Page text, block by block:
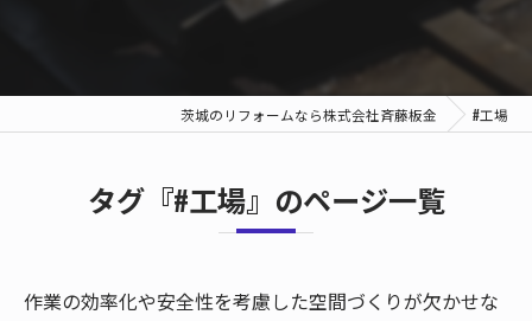
茨城のリフォームなら株式会社斉藤板金 #工場
タグ『#工場』のページ一覧
作業の効率化や安全性を考慮した空間づくりが欠かせな